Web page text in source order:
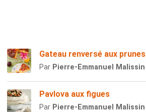
Gateau renversé aux prunes
Par Pierre-Emmanuel Malissin
Pavlova aux figues
Par Pierre-Emmanuel Malissin